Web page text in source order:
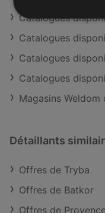
Catalogues
Catalogues
Catalogues
Catalogues
Magasins
Détaillants
Offres de Tryba
Offres de Batkor
Offres de